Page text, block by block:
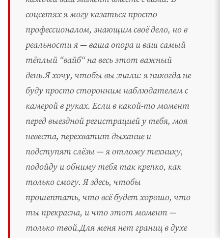
соцсетях я могу казаться просто
профессионалом, знающим своё дело, но в
реальности я — ваша опора и ваш самый
тёплый “вайб“ на весь этот важный
день.Я хочу, чтобы вы знали: я никогда не
буду просто сторонним наблюдателем с
камерой в руках. Если в какой-то момент
перед выездной регистрацией у тебя, моя
невеста, перехватит дыхание и
подступят слёзы — я отложу технику,
подойду и обниму тебя так крепко, как
только смогу. Я здесь, чтобы
прошептать, что всё будет хорошо, что
ты прекрасна, и что этот момент —
только твой.Для меня нет границ в духе